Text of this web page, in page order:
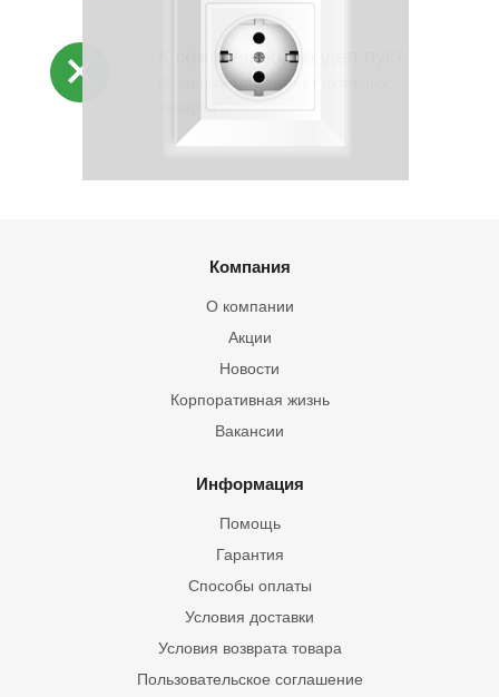
К сожалению, раздел пуст
В данный момент нет активных
товаров
Компания
О компании
Акции
Новости
Корпоративная жизнь
Вакансии
Информация
Помощь
Гарантия
Способы оплаты
Условия доставки
Условия возврата товара
Пользовательское соглашение